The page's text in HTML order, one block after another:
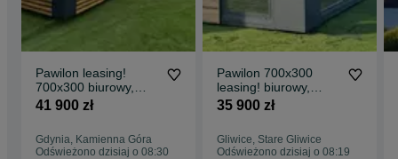
indywidualnego podejścia do klienta. Każdy projekt wykonujemy
według Twoich wymiarów i preferencji. To Ty decydujesz o
wyglądzie swojego pawilonu!
Zapraszam na inne nasze ogłoszenia dotyczące sprzedaży i
wynajmu pawilonów oraz na naszą stronę internetową:
www.dampol-pawilony.com
Pawilon leasing!
700x300 biurowy,
usługowy, sklep,
41 900 zł
Gdynia, Kamienna Góra
Odświeżono dzisiaj o 08:30
Pawilon 700x300
leasing! biurowy,
usługowy, salon,
35 900 zł
Gliwice, Stare Gliwice
Odświeżono dzisiaj o 08:19